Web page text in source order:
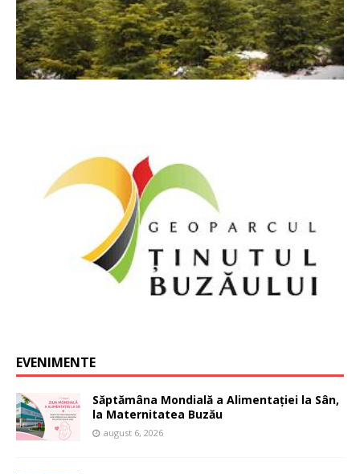
EVENIMENTE
Săptămâna Mondială a Alimentației la Sân,
la Maternitatea Buzău
august 6, 2026